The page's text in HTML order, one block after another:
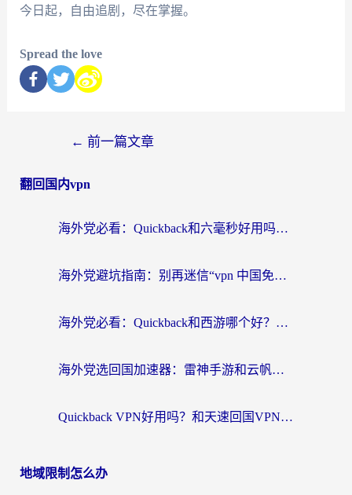
今日起，自由追剧，尽在掌握。
Spread the love
← 前一篇文章
翻回国内vpn
海外党必看：Quickback和六毫秒好用吗？3步选对回国加速器，无缝刷国内剧玩游戏
海外党避坑指南：别再迷信“vpn 中国免费”，选对回国加速器才能无缝刷国内资源
海外党必看：Quickback和西游哪个好？3个维度教你选对回国加速器
海外党选回国加速器：雷神手游和云帆哪个好？附3组对比+避坑指南
Quickback VPN好用吗？和天速回国VPN对比哪个回国效果更好？海外党必看的真实体验指南
地域限制怎么办